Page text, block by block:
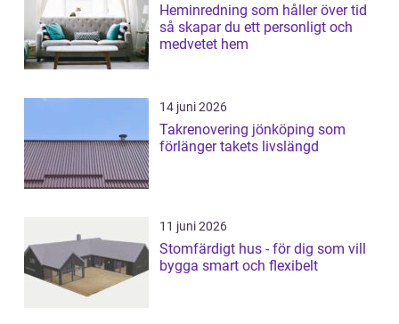
Heminredning som håller över tid
så skapar du ett personligt och
medvetet hem
14 juni 2026
Takrenovering jönköping som
förlänger takets livslängd
11 juni 2026
Stomfärdigt hus - för dig som vill
bygga smart och flexibelt